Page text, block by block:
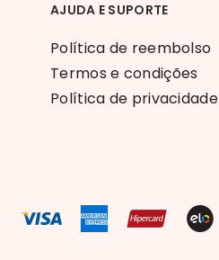
AJUDA E SUPORTE
Política de reembolso
Termos e condições
Política de privacidade